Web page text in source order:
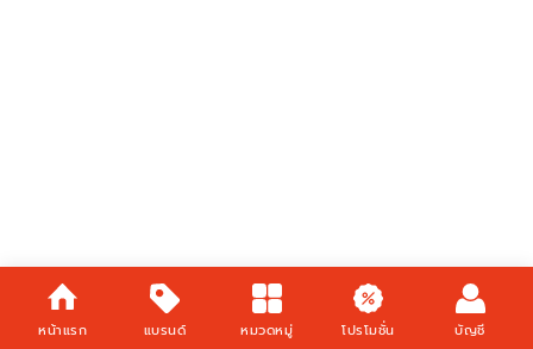
หน้าแรก แบรนด์ หมวดหมู่ โปรโมชั่น บัญชี